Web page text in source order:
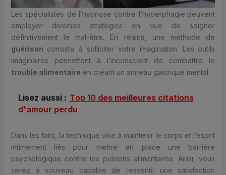
Les spécialistes de l’hypnose contre l’hyperphagie peuvent
employer diverses stratégies en vue de soigner
définitivement le mal-être. En réalité, une méthode de
guérison consiste à solliciter votre imagination. Les outils
imaginaires permettent à l’inconscient de combattre le
trouble alimentaire en créant un anneau gastrique mental.
Lisez aussi : Top 10 des meilleures citations
d'amour perdu
Dans les faits, la technique vise à maintenir le corps et l’esprit
intimement liés pour mettre en place une barrière
psychologique contre les pulsions alimentaires. Ainsi, vous
serez à nouveau capable de ressentir une satisfaction